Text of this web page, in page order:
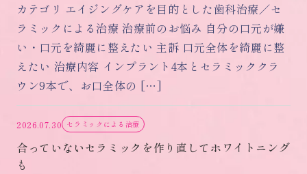
カテゴリ エイジングケアを目的とした歯科治療／セ
ラミックによる治療 治療前のお悩み 自分の口元が嫌
い・口元を綺麗に整えたい 主訴 口元全体を綺麗に整
えたい 治療内容 インプラント4本とセラミッククラ
ウン9本で、お口全体の […]
2026.07.30 セラミックによる治療
合っていないセラミックを作り直してホワイトニング
も